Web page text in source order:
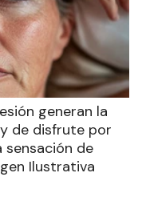
generan la
de disfrute por
sensación de
Ilustrativa